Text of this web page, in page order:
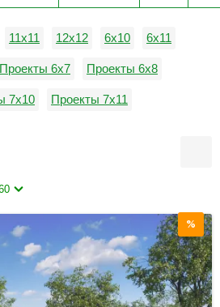
11х11 12x12 6x10 6x11
Проекты 6х7 Проекты 6х8
7х10 Проекты 7х11
%